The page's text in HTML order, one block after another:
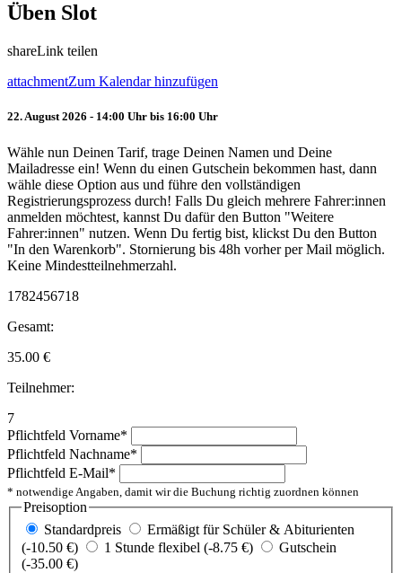
Üben Slot
shareLink teilen
attachmentZum Kalendar hinzufügen
22. August 2026 - 14:00 Uhr bis 16:00 Uhr
Wähle nun Deinen Tarif, trage Deinen Namen und Deine
Mailadresse ein! Wenn du einen Gutschein bekommen hast, dann
wähle diese Option aus und führe den vollständigen
Registrierungsprozess durch! Falls Du gleich mehrere Fahrer:innen
anmelden möchtest, kannst Du dafür den Button "Weitere
Fahrer:innen" nutzen. Wenn Du fertig bist, klickst Du den Button
"In den Warenkorb". Stornierung bis 48h vorher per Mail möglich.
Keine Mindestteilnehmerzahl.
1782456718
Gesamt:
35.00 €
Teilnehmer:
7
Pflichtfeld Vorname*
Pflichtfeld Nachname*
Pflichtfeld E-Mail*
* notwendige Angaben, damit wir die Buchung richtig zuordnen können
Preisoption
Standardpreis
Ermäßigt für Schüler & Abiturienten
(-10.50 €)
1 Stunde flexibel (-8.75 €)
Gutschein
(-35.00 €)